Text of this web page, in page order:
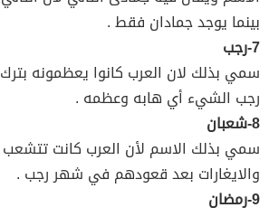
بينما يوجد جمادان فقط .
7-رجب
سمي بذلك لان العرب كانوا يعظمونه
رجب الشيء أي هابه وعظمه .
8-شعبان
سمي بذلك الاسم لأن العرب كانت تتشعب
والايغارات بعد قعودهم في شهر رجب .
9-رمضان